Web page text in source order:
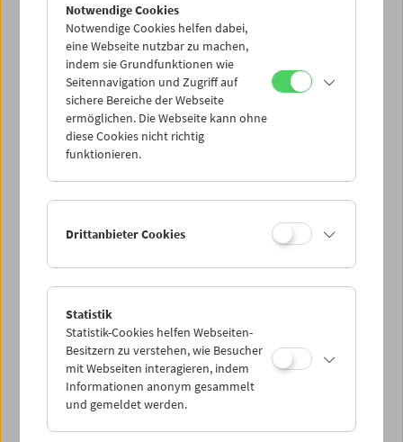
Di 7.6.
Mi 8.6.
Do 9.6.
Sa 11.6.
PROGRAMM ÜBERBLICK
Notwendige Cookies
Notwendige Cookies helfen dabei,
eine Webseite nutzbar zu machen,
indem sie Grundfunktionen wie
Seitennavigation und Zugriff auf
sichere Bereiche der Webseite
ermöglichen. Die Webseite kann ohne
diese Cookies nicht richtig
funktionieren.
Drittanbieter Cookies
Statistik
Statistik-Cookies helfen Webseiten-
Besitzern zu verstehen, wie Besucher
mit Webseiten interagieren, indem
Informationen anonym gesammelt
und gemeldet werden.